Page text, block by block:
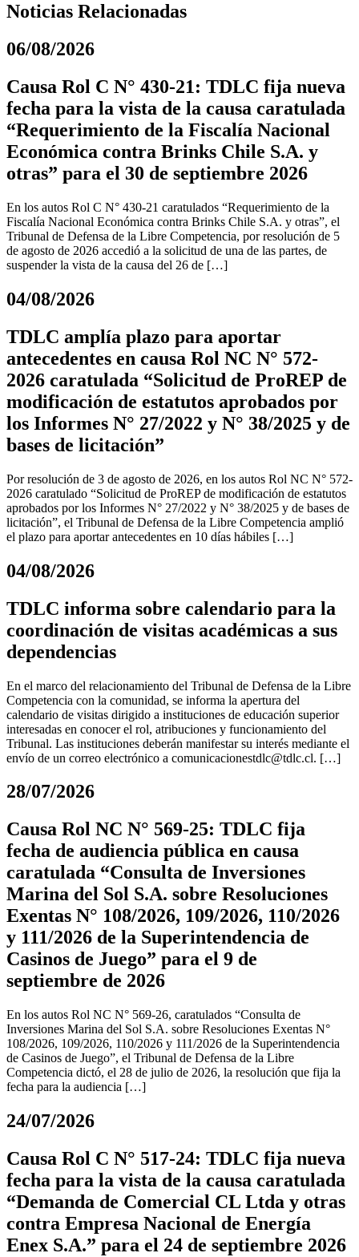
Noticias Relacionadas
06/08/2026
Causa Rol C N° 430-21: TDLC fija nueva
fecha para la vista de la causa caratulada
“Requerimiento de la Fiscalía Nacional
Económica contra Brinks Chile S.A. y
otras” para el 30 de septiembre 2026
En los autos Rol C N° 430-21 caratulados “Requerimiento de la
Fiscalía Nacional Económica contra Brinks Chile S.A. y otras”, el
Tribunal de Defensa de la Libre Competencia, por resolución de 5
de agosto de 2026 accedió a la solicitud de una de las partes, de
suspender la vista de la causa del 26 de […]
04/08/2026
TDLC amplía plazo para aportar
antecedentes en causa Rol NC N° 572-
2026 caratulada “Solicitud de ProREP de
modificación de estatutos aprobados por
los Informes N° 27/2022 y N° 38/2025 y de
bases de licitación”
Por resolución de 3 de agosto de 2026, en los autos Rol NC N° 572-
2026 caratulado “Solicitud de ProREP de modificación de estatutos
aprobados por los Informes N° 27/2022 y N° 38/2025 y de bases de
licitación”, el Tribunal de Defensa de la Libre Competencia amplió
el plazo para aportar antecedentes en 10 días hábiles […]
04/08/2026
TDLC informa sobre calendario para la
coordinación de visitas académicas a sus
dependencias
En el marco del relacionamiento del Tribunal de Defensa de la Libre
Competencia con la comunidad, se informa la apertura del
calendario de visitas dirigido a instituciones de educación superior
interesadas en conocer el rol, atribuciones y funcionamiento del
Tribunal. Las instituciones deberán manifestar su interés mediante el
envío de un correo electrónico a comunicacionestdlc@tdlc.cl. […]
28/07/2026
Causa Rol NC N° 569-25: TDLC fija
fecha de audiencia pública en causa
caratulada “Consulta de Inversiones
Marina del Sol S.A. sobre Resoluciones
Exentas N° 108/2026, 109/2026, 110/2026
y 111/2026 de la Superintendencia de
Casinos de Juego” para el 9 de
septiembre de 2026
En los autos Rol NC N° 569-26, caratulados “Consulta de
Inversiones Marina del Sol S.A. sobre Resoluciones Exentas N°
108/2026, 109/2026, 110/2026 y 111/2026 de la Superintendencia
de Casinos de Juego”, el Tribunal de Defensa de la Libre
Competencia dictó, el 28 de julio de 2026, la resolución que fija la
fecha para la audiencia […]
24/07/2026
Causa Rol C N° 517-24: TDLC fija nueva
fecha para la vista de la causa caratulada
“Demanda de Comercial CL Ltda y otras
contra Empresa Nacional de Energía
Enex S.A.” para el 24 de septiembre 2026